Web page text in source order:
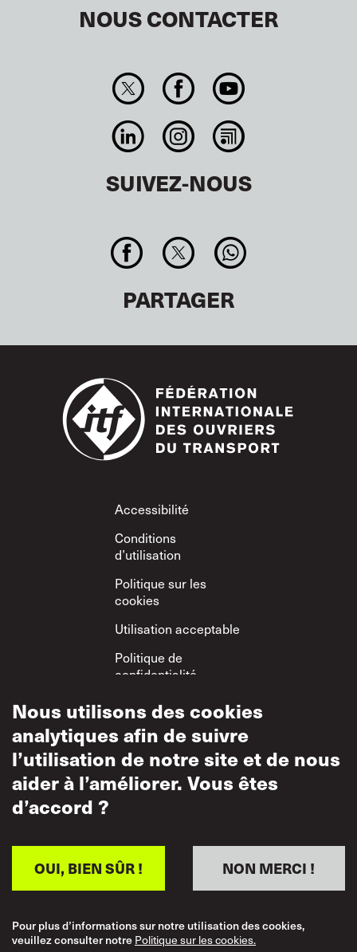
NOUS CONTACTER
SUIVEZ-NOUS
PARTAGER
Footer
Accessibilité
Conditions
d’utilisation
Politique sur les
cookies
Utilisation acceptable
Politique de
confidentialité
Politique sur le
respect mutuel
Nous utilisons des cookies
analytiques afin de suivre
l’utilisation de notre site et de nous
aider à l’améliorer. Vous êtes
d’accord ?
NON MERCI !
OUI, BIEN SÛR !
Pour plus d’informations sur notre utilisation des cookies,
veuillez consulter notrePolitique sur les cookies.